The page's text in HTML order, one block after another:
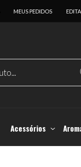
MEUS PEDIDOS
Acessórios